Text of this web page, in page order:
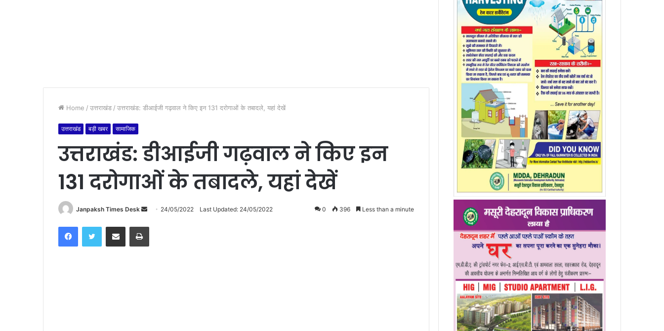
Home / उत्तराखंड / उत्तराखंड: डीआईजी गढ़वाल ने किए इन 131 दरोगाओं के तबादले, यहां देखें
उत्तराखंड बड़ी खबर सामाजिक
उत्तराखंड: डीआईजी गढ़वाल ने किए इन
131 दरोगाओं के तबादले, यहां देखें
Janpaksh Times Desk
d
24/05/2022 Last Updated: 24/05/2022 0 396 Less than a minute